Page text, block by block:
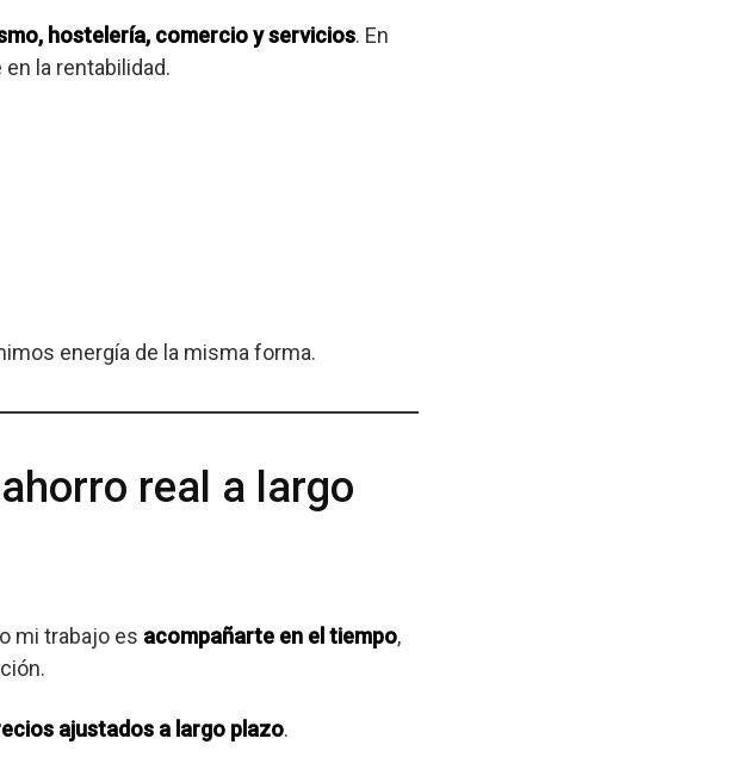
hostelería, comercio y servicios. En
la rentabilidad.
energía de la misma forma.
real a largo
mi trabajo es acompañarte en el tiempo,
ajustados a largo plazo.